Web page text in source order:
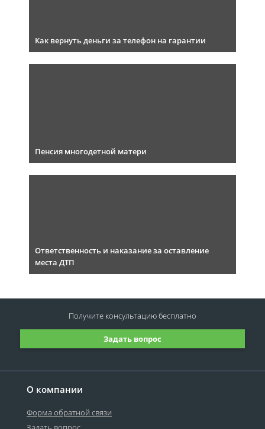
Как вернуть деньги за телефон на гарантии
Пенсия многодетной матери
Ответственность и наказание за оставление
места ДТП
О компании
Форма обратной связи
Задать вопрос
Получите консультациюбесплатно